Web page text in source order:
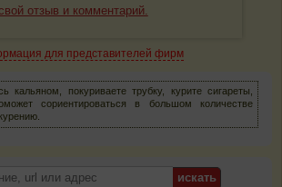
отзыв и комментарий.
для представителей фирм
кальяном, покуриваете трубку, курите сигареты,
сориентироваться в большом количестве